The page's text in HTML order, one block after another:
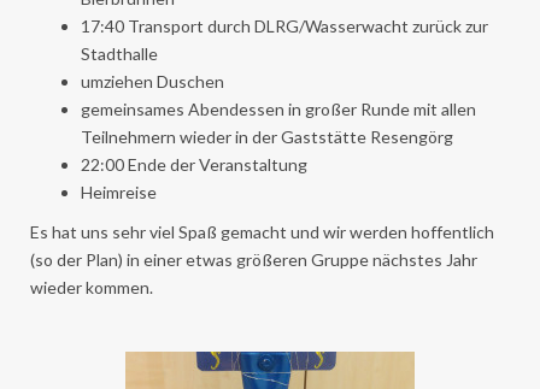
17:40 Transport durch DLRG/Wasserwacht zurück zur
Stadthalle
umziehen Duschen
gemeinsames Abendessen in großer Runde mit allen
Teilnehmern wieder in der Gaststätte Resengörg
22:00 Ende der Veranstaltung
Heimreise
Es hat uns sehr viel Spaß gemacht und wir werden hoffentlich
(so der Plan) in einer etwas größeren Gruppe nächstes Jahr
wieder kommen.